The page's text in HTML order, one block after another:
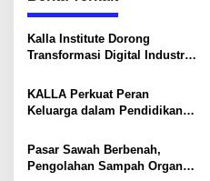
v
i
g
a
t
i
o
Kalla Institute Dorong
Transformasi Digital Industri
KALLA Perkuat Peran
Keluarga dalam Pendidikan
Explorers
Pasar Sawah Berbenah,
Pengolahan Sampah Organik